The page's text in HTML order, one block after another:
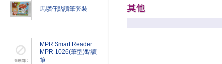
馬騮仔點讀筆套裝
MPR Smart Reader
MPR-1026(筆型)點讀
筆